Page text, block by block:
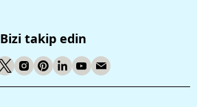
Bizi takip edin